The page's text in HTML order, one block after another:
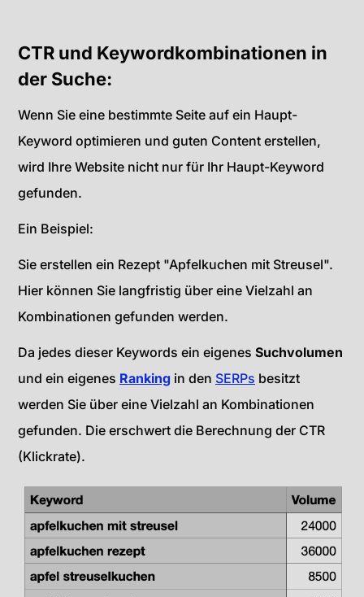
CTR und Keywordkombinationen in
der Suche:
Wenn Sie eine bestimmte Seite auf ein Haupt-
Keyword optimieren und guten Content erstellen,
wird Ihre Website nicht nur für Ihr Haupt-Keyword
gefunden.
Ein Beispiel:
Sie erstellen ein Rezept "Apfelkuchen mit Streusel".
Hier können Sie langfristig über eine Vielzahl an
Kombinationen gefunden werden.
Da jedes dieser Keywords ein eigenes Suchvolumen
und ein eigenes Ranking in den SERPs besitzt
werden Sie über eine Vielzahl an Kombinationen
gefunden. Die erschwert die Berechnung der CTR
(Klickrate).